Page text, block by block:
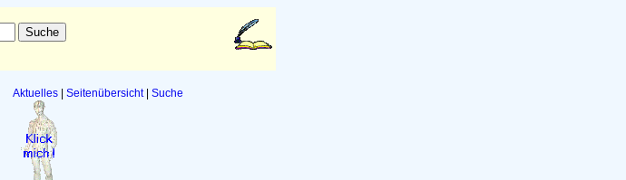
Aktuelles Seitenübersicht| Suche